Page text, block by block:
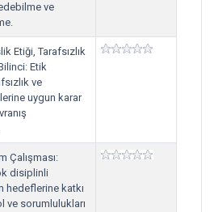
ve
Etiği, Tarafsızlık
Etik
ve
uygun karar
Çalışması:
disiplinli
hedeflerine katkı
ve sorumlulukları